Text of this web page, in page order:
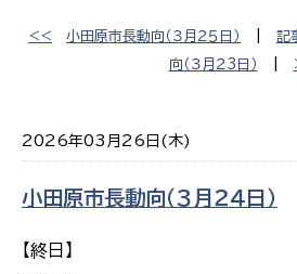
<< 小田原市長動向（３月２５日） 記
向（３月２3日）
2026年03月26日(木)
小田原市長動向（３月２４日）
【終日】